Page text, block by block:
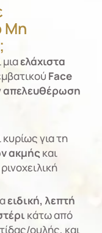
Μη
μιαελάχιστα
Face
απελευθέρωση
για τη
ακμής και
ειδική, λεπτή
κάτω από
ουλής, και